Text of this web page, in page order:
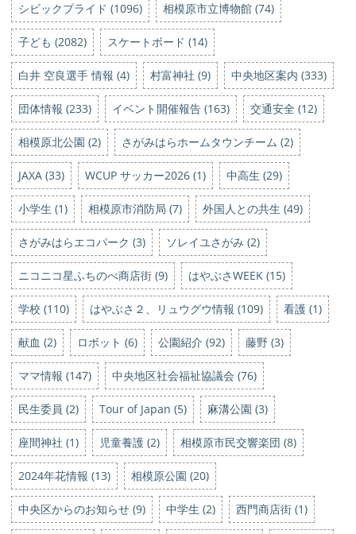
シビックプライド (1096) 相模原市立博物館 (74)
子ども (2082) スケートボード (14)
白井 空良選手 情報 (4) 村富神社 (9) 中央地区案内 (333)
団体情報 (233) イベント開催報告 (163) 交通安全 (12)
相模原北公園 (2) さがみはらホームタウンチーム (2)
JAXA (33) WCUP サッカー2026 (1) 中高生 (29)
小学生 (1) 相模原市消防局 (7) 外国人との共生 (49)
さがみはらエコパーク (3) ソレイユさがみ (2)
ニコニコ星ふちのべ商店街 (9) はやぶさWEEK (15)
学校 (110) はやぶさ２、リュウグウ情報 (109) 看護 (1)
献血 (2) ロボット (6) 公園紹介 (92) 藤野 (3)
ママ情報 (147) 中央地区社会福祉協議会 (76)
民生委員 (2) Tour of Japan (5) 麻溝公園 (3)
座間神社 (1) 児童養護 (2) 相模原市民交響楽団 (8)
2024年花情報 (13) 相模原公園 (20)
中央区からのお知らせ (9) 中学生 (2) 西門商店街 (1)